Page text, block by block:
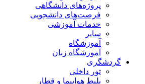
پروژه‌های دانشگاهی
فرصت‌های دانشجویی
خدمات آموزشی
سایر
آموزشگاه
آموزشگاه زبان
گردشگری
تور داخلی
بلیط هواپیما و قطار